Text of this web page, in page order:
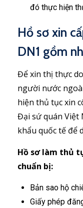
đó thực hiện
Hồ sơ xin
DN1 gồm
Để xin thị thực
người nước
hiện thủ tục xin
Đại sứ quán Việt
khẩu quốc tế để
Hồ sơ làm thủ
chuẩn bị:
Bản sao hộ
Giấy phép